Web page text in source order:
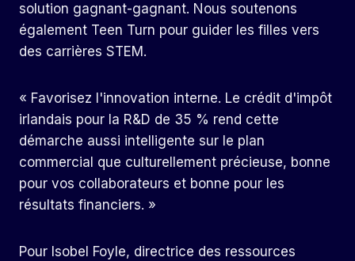
solution gagnant-gagnant. Nous soutenons
également Teen Turn pour guider les filles vers
des carrières STEM.
« Favorisez l'innovation interne. Le crédit d'impôt
irlandais pour la R&D de 35 % rend cette
démarche aussi intelligente sur le plan
commercial que culturellement précieuse, bonne
pour vos collaborateurs et bonne pour les
résultats financiers. »
Pour Isobel Foyle, directrice des ressources